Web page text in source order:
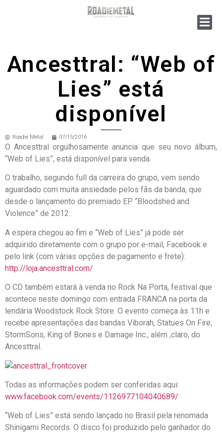
Ancesttral: “Web of
Lies” está
disponível
Roadie Metal 07/15/2016
O Ancesttral orgulhosamente anuncia que seu novo álbum,
“Web of Lies”, está disponível para venda.
O trabalho, segundo full da carreira do grupo, vem sendo
aguardado com muita ansiedade pelos fãs da banda, que
desde o lançamento do premiado EP “Bloodshed and
Violence” de 2012.
A espera chegou ao fim e “Web of Lies” já pode ser
adquirido diretamente com o grupo por e-mail, Facebook e
pelo link (com várias opções de pagamento e frete):
http://loja.ancesttral.com/
O CD também estará à venda no Rock Na Porta, festival que
acontece neste domingo com entrada FRANCA na porta da
lendária Woodstock Rock Store. O evento começa às 11h e
recebe apresentações das bandas Viborah, Statues On Fire,
StormSons, King of Bones e Damage Inc., além ,claro, do
Ancesttral.
Todas as informações podem ser conferidas aqui:
www.facebook.com/events/1126977104040689/
“Web of Lies” está sendo lançado no Brasil pela renomada
Shinigami Records. O disco foi produzido pelo ganhador do